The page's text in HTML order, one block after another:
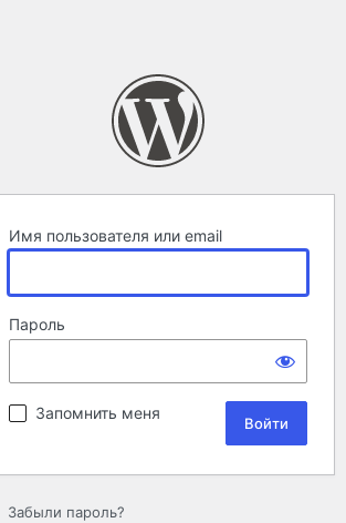
Имя пользователя или email
Пароль
Запомнить меня
Забыли пароль?